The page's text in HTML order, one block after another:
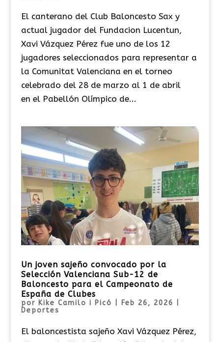
El canterano del Club Baloncesto Sax y
actual jugador del Fundacion Lucentun,
Xavi Vázquez Pérez fue uno de los 12
jugadores seleccionados para representar a
la Comunitat Valenciana en el torneo
celebrado del 28 de marzo al 1 de abril
en el Pabellón Olímpico de...
Un joven sajeño convocado por la
Selección Valenciana Sub-12 de
Baloncesto para el Campeonato de
España de Clubes
por Kike Camilo i Picó Feb 26, 2026
Deportes
El baloncestista sajeño Xavi Vázquez Pérez,